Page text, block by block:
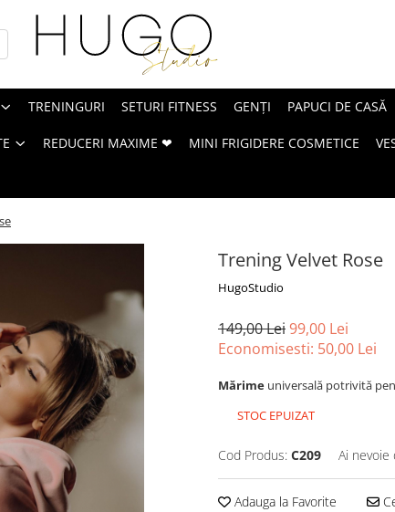
TRENINGURI SETURI FITNESS GENȚI PAPUCI DE CASĂ
REDUCERI MAXIME ❤ MINI FRIGIDERE COSMETICE
Trening Velvet Rose
HugoStudio
149,00 Lei99,00 Lei
Economisesti: 50,00 Lei
Mărime universală potrivită
STOC EPUIZAT
Cod Produs: C209 Ai nevoie
Adauga la Favorite